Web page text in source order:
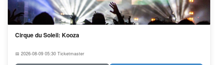
Cirque du Soleil: Kooza
📅 2026-08-09 05:30 Ticketmaster